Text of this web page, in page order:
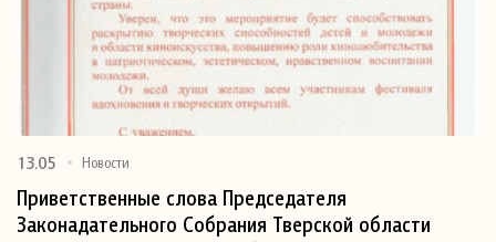
13.05 Новости
Приветственные слова Председателя
Законадательного Собрания Тверской области